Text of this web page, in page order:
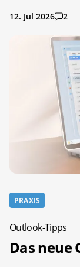
12. Jul 2026 2
PRAXIS
Outlook-Tipps
Das neue